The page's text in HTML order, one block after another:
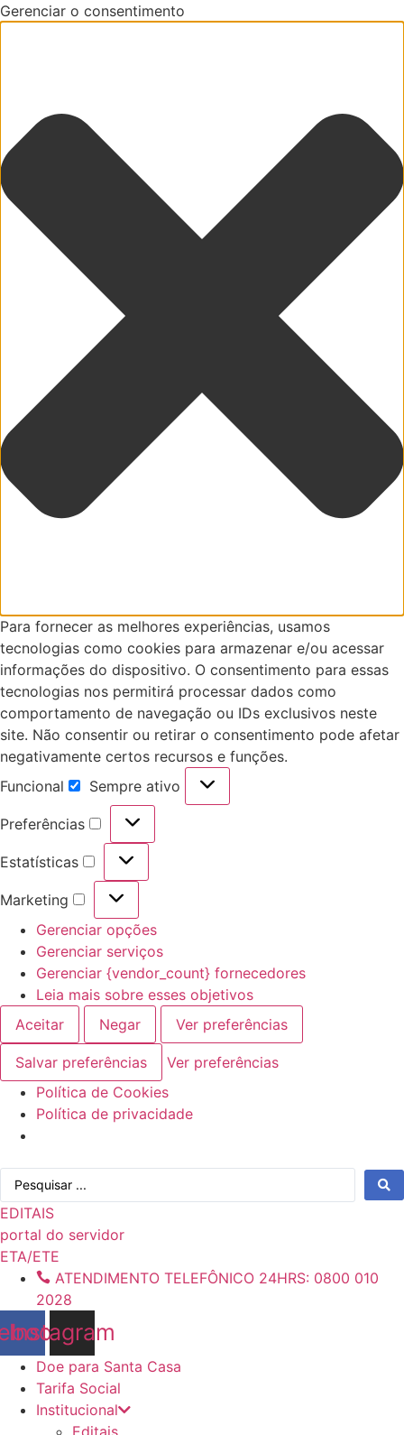
Gerenciar o consentimento
Para fornecer as melhores experiências, usamos
tecnologias como cookies para armazenar e/ou acessar
informações do dispositivo. O consentimento para essas
tecnologias nos permitirá processar dados como
comportamento de navegação ou IDs exclusivos neste
site. Não consentir ou retirar o consentimento pode afetar
negativamente certos recursos e funções.
Funcional
Funcional
Sempre ativo
Preferências
Preferências
Estatísticas
Estatísticas
Marketing
Marketing
Gerenciar opções
Gerenciar serviços
Gerenciar {vendor_count} fornecedores
Leia mais sobre esses objetivos
Aceitar
Negar Ver preferências
Salvar preferências
Ver preferências
Política de Cookies
Política de privacidade
para
o
conteúdo
Pesquisar
EDITAIS
portal do servidor
ETA/ETE
ATENDIMENTO TELEFÔNICO 24HRS: 0800 010
2028
Instagram
Doe para Santa Casa
Tarifa Social
Institucional
Editais